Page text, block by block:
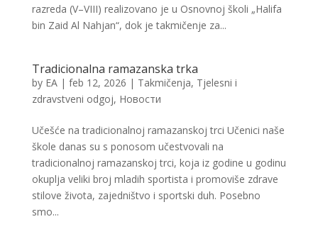
razreda (V–VIII) realizovano je u Osnovnoj školi „Halifa
bin Zaid Al Nahjan“, dok je takmičenje za...
Tradicionalna ramazanska trka
by EA| feb 12, 2026 | Takmičenja, Tjelesni i
zdravstveni odgoj, Новости
Učešće na tradicionalnoj ramazanskoj trci Učenici naše
škole danas su s ponosom učestvovali na
tradicionalnoj ramazanskoj trci, koja iz godine u godinu
okuplja veliki broj mladih sportista i promoviše zdrave
stilove života, zajedništvo i sportski duh. Posebno
smo...